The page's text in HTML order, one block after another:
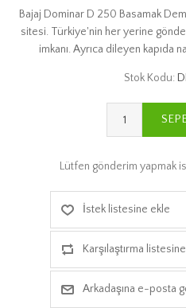
Bajaj Dominar D 250 Basamak
sitesi. Türkiye'nin her yerine
imkanı. Ayrıca dileyen kapıda
Stok Kodu:
Lütfen gönderim yapmak
İstek listesine ekle
Karşılaştırma
Arkadaşına e-posta